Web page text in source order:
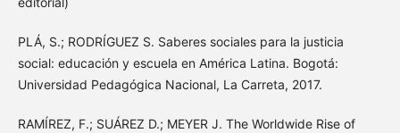
PLÁ, S.; RODRÍGUEZ S. Saberes sociales para la justicia
social: educación y escuela en América Latina. Bogotá:
Universidad Pedagógica Nacional, La Carreta, 2017.
RAMÍREZ, F.; SUÁREZ D.; MEYER J. The Worldwide Rise of